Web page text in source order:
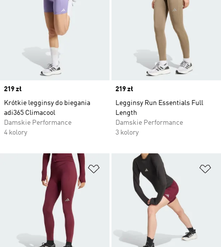
Price
219 zł
Krótkie legginsy do biegania
adi365 Climacool
Damskie Performance
4 kolory
Price
219 zł
Legginsy Run Essentials Full
Length
Damskie Performance
3 kolory
Dodaj do listy życzeń